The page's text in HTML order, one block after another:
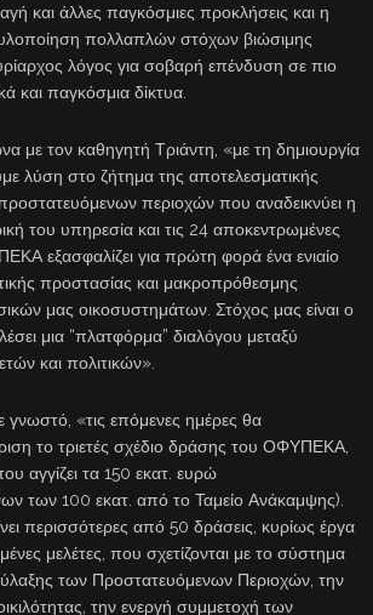
και άλλες παγκόσμιες προκλήσεις και η
πολλαπλών στόχων βιώσιμης
λόγος για σοβαρή επένδυση σε πιο
και παγκόσμια δίκτυα.
με τον καθηγητή Τριάντη, «με τη δημιουργία
λύση στο ζήτημα της αποτελεσματικής
περιοχών που αναδεικνύει η
του υπηρεσία και τις 24 αποκεντρωμένες
εξασφαλίζει για πρώτη φορά ένα ενιαίο
προστασίας και μακροπρόθεσμης
μας οικοσυστημάτων. Στόχος μας είναι ο
μια “πλατφόρμα” διαλόγου μεταξύ
και πολιτικών».
«τις επόμενες ημέρες θα
το τριετές σχέδιο δράσης του ΟΦΥΠΕΚΑ,
αγγίζει τα 150 εκατ. ευρώ
των 100 εκατ. από το Ταμείο Ανάκαμψης).
περισσότερες από 50 δράσεις, κυρίως έργα
μελέτες, που σχετίζονται με το σύστημα
των Προστατευόμενων Περιοχών, την
την ενεργή συμμετοχή των